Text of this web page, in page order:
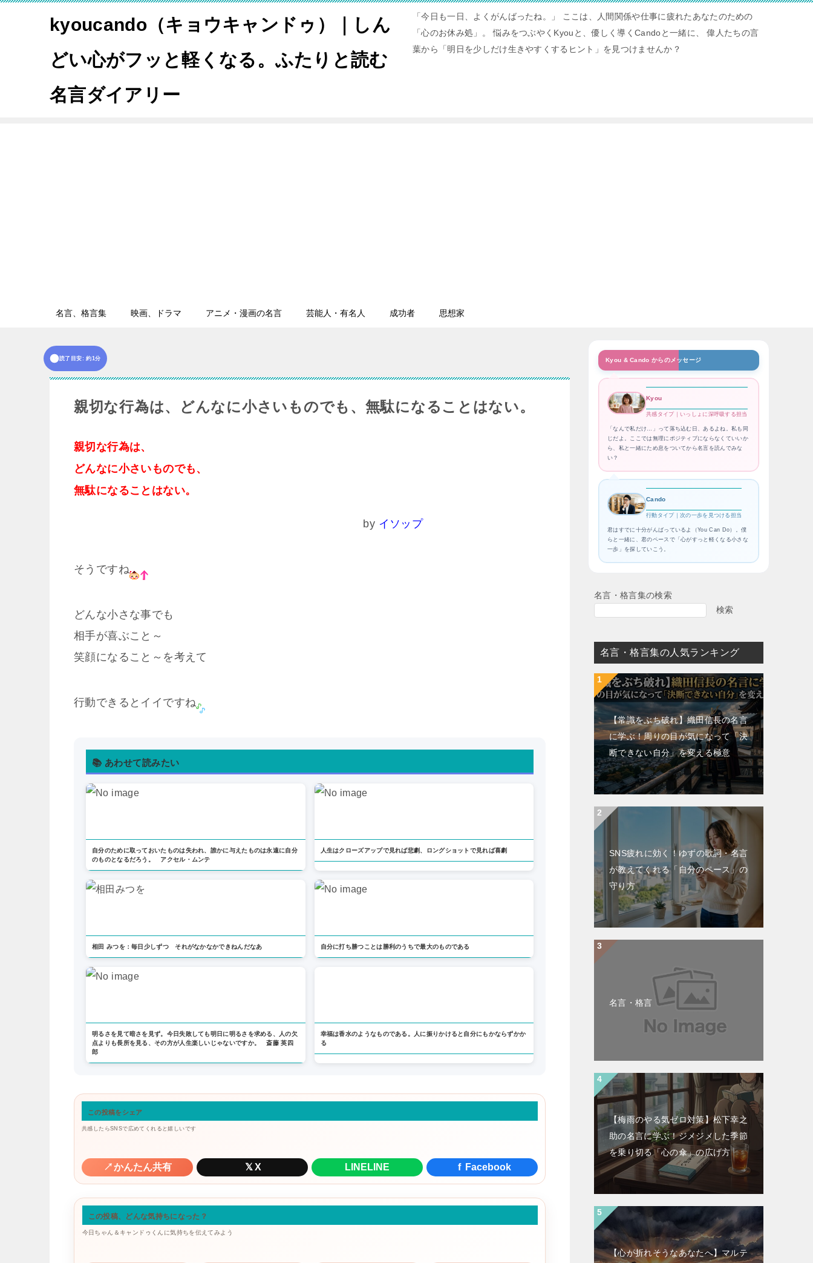
kyoucando（キョウキャンドゥ）｜しん
どい心がフッと軽くなる。ふたりと読む
名言ダイアリー
「今日も一日、よくがんばったね。」 ここは、人間関係や仕事に疲れたあなたのための
「心のお休み処」。 悩みをつぶやくKyouと、優しく導くCandoと一緒に、 偉人たちの言
葉から「明日を少しだけ生きやすくするヒント」を見つけませんか？
名言、格言集 映画、ドラマ アニメ・漫画の名言 芸能人・有名人 成功者 思想家
読了目安: 約1分
親切な行為は、どんなに小さいものでも、無駄になることはない。
親切な行為は、
どんなに小さいものでも、
無駄になることはない。
by イソップ
そうですね
どんな小さな事でも
相手が喜ぶこと～
笑顔になること～を考えて
行動できるとイイですね
📚 あわせて読みたい
自分のために取っておいたものは失われ、誰かに与えたものは永遠に自分
のものとなるだろう。 アクセル・ムンテ
人生はクローズアップで見れば悲劇、ロングショットで見れば喜劇
相田 みつを：毎日少しずつ それがなかなかできねんだなあ 自分に打ち勝つことは勝利のうちで最大のものである
明るさを見て暗さを見ず。今日失敗しても明日に明るさを求める、人の欠
点よりも長所を見る、その方が人生楽しいじゃないですか。 斎藤 英四
郎
幸福は香水のようなものである。人に振りかけると自分にもかならずかか
る
この投稿をシェア
共感したらSNSで広めてくれると嬉しいです
↗ かんたん共有 𝕏 X LINE LINE f Facebook
この投稿、どんな気持ちになった？
今日ちゃん＆キャンドゥくんに気持ちを伝えてみよう
Kyou & Cando からのメッセージ
Kyou
共感タイプ｜いっしょに深呼吸する担当
「なんで私だけ…」って落ち込む日、あるよね。私も同
じだよ。ここでは無理にポジティブにならなくていいか
ら、私と一緒にため息をついてから名言を読んでみな
い？
Cando
行動タイプ｜次の一歩を見つける担当
君はすでに十分がんばっているよ（You Can Do）。僕
らと一緒に、君のペースで「心がすっと軽くなる小さな
一歩」を探していこう。
名言・格言集の検索
検索
名言・格言集の人気ランキング
【常識をぶち破れ】織田信長の名言
に学ぶ！周りの目が気になって「決
断できない自分」を変える極意
SNS疲れに効く！ゆずの歌詞・名言
が教えてくれる「自分のペース」の
守り方
名言・格言
【梅雨のやる気ゼロ対策】松下幸之
助の名言に学ぶ！ジメジメした季節
を乗り切る「心の傘」の広げ方
【心が折れそうなあなたへ】マルテ